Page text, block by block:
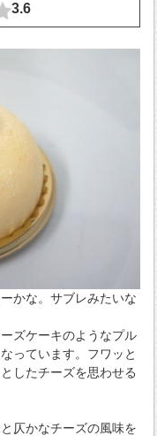
3.6
かな。サブレみたいな
ズケーキのようなプル
っています。フワッと
したチーズを思わせる
仄かなチーズの風味を